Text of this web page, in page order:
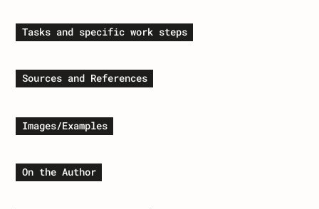
Tasks and specific work steps
Sources and References
Images/Examples
On the Author